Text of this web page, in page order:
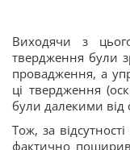
Виходячи з
твердження були
провадження, а
ці твердження
були далекими від
Тож, за
фактично